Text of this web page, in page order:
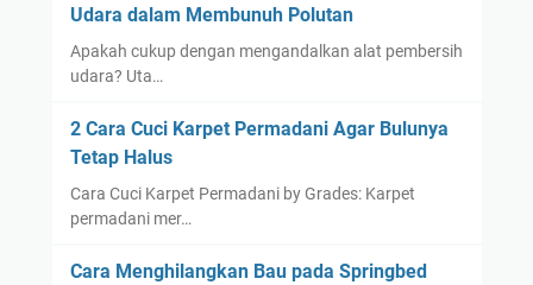
Udara dalam Membunuh Polutan
Apakah cukup dengan mengandalkan alat pembersih
udara? Uta…
2 Cara Cuci Karpet Permadani Agar Bulunya
Tetap Halus
Cara Cuci Karpet Permadani by Grades: Karpet
permadani mer…
Cara Menghilangkan Bau pada Springbed